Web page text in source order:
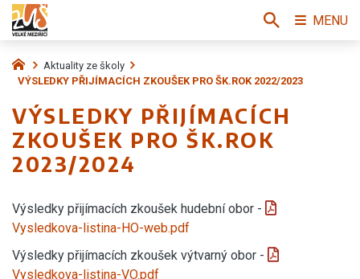
Aktuality ze školy
VÝSLEDKY PŘIJÍMACÍCH ZKOUŠEK PRO ŠK.ROK 2022/2023
VÝSLEDKY PŘIJÍMACÍCH
ZKOUŠEK PRO ŠK.ROK
2023/2024
Výsledky přijímacích zkoušek hudební obor -
Vysledkova-listina-HO-web.pdf
Výsledky přijímacích zkoušek výtvarný obor -
Vysledkova-listina-VO.pdf
MENU